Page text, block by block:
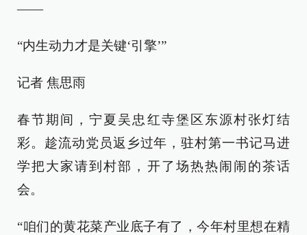
——
“内生动力才是关键‘引擎’”
记者 焦思雨
春节期间，宁夏吴忠红寺堡区东源村张灯结
彩。趁流动党员返乡过年，驻村第一书记马进
学把大家请到村部，开了场热热闹闹的茶话
会。
“咱们的黄花菜产业底子有了，今年村里想在精